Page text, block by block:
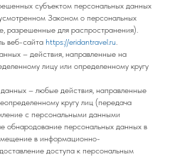
субъектом персональных данных
Законом о персональных
разрешенные для распространения).
веб-сайта https://eridantravel.ru.
– действия, направленные на
лицу или определенному кругу
– любые действия, направленные
кругу лиц (передача
с персональными данными
обнародование персональных данных в
в информационно-
доступа к персональным